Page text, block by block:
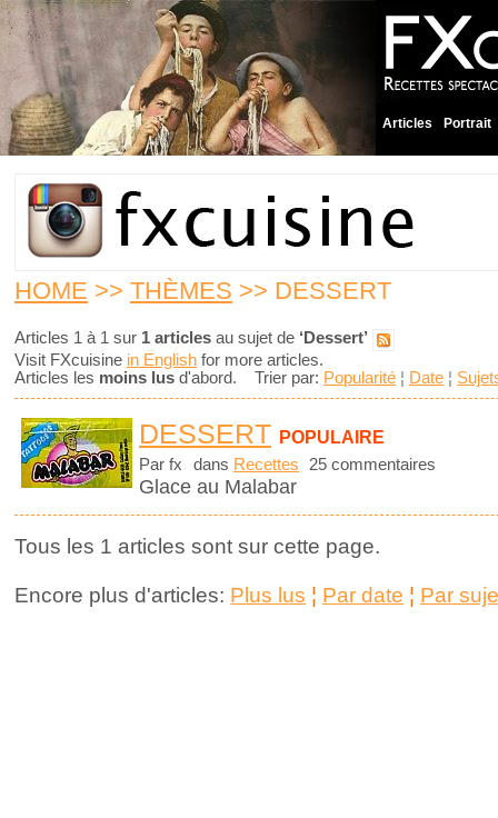
Articles Portrait
HOME >> THÈMES >> DESSERT
Articles 1 à 1 sur 1 articles au sujet de ‘Dessert’
Visit FXcuisine in English for more articles.
Articles les moins lus d'abord. Trier par: Popularité ¦ Date ¦
DESSERT POPULAIRE
Par fx dans Recettes 25 commentaires
Glace au Malabar
Tous les 1 articles sont sur cette page.
Encore plus d'articles: Plus lus ¦ Par date ¦ Par